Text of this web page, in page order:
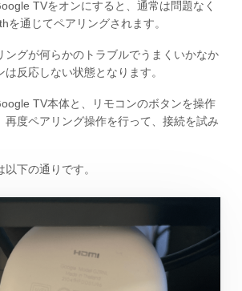
TVをオンにすると、通常は問題なく
を通じてペアリングされます。
ングが何らかのトラブルでうまくいかなか
反応しない状態となります。
TV本体と、リモコンのボタンを操作
再度ペアリング操作を行って、接続を試み
下の通りです。